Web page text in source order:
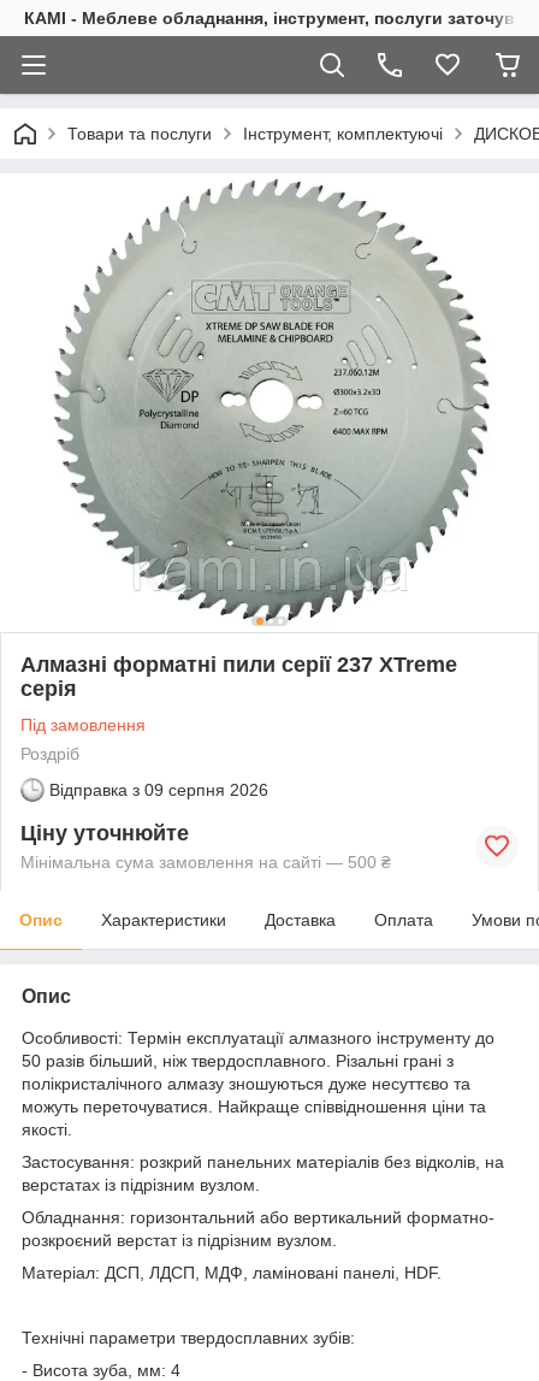
КАМІ - Меблеве обладнання, інструмент, послуги
Товари та послуги Інструмент, комплектуючі
Алмазні форматні пили серії 237 XTreme
серія
Під замовлення
Роздріб
Відправка з 09 серпня 2026
Ціну уточнюйте
Мінімальна сума замовлення на сайті — 500 ₴
Опис Характеристики Доставка Оплата Умови
Опис
Особливості: Термін експлуатації алмазного інструменту до
50 разів більший, ніж твердосплавного. Різальні грані з
полікристалічного алмазу зношуються дуже несуттєво та
можуть переточуватися. Найкраще співвідношення ціни та
якості.
Застосування: розкрий панельних матеріалів без відколів, на
верстатах із підрізним вузлом.
Обладнання: горизонтальний або вертикальний форматно-
розкроєний верстат із підрізним вузлом.
Матеріал: ДСП, ЛДСП, МДФ, ламіновані панелі, HDF.
Технічні параметри твердосплавних зубів:
- Висота зуба, мм: 4